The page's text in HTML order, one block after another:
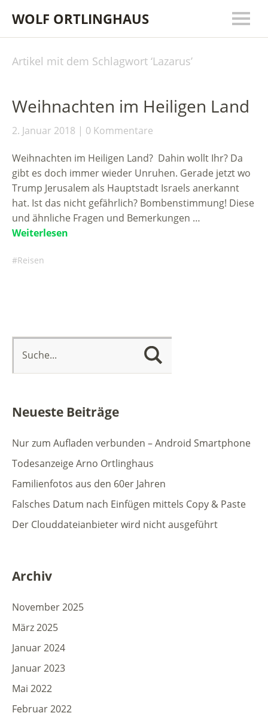
WOLF ORTLINGHAUS
Artikel mit dem Schlagwort ‘Lazarus’
Weihnachten im Heiligen Land
2. Januar 2018 0 Kommentare
Weihnachten im Heiligen Land? Dahin wollt Ihr? Da
gibt es doch immer wieder Unruhen. Gerade jetzt wo
Trump Jerusalem als Hauptstadt Israels anerkannt
hat. Ist das nicht gefährlich? Bombenstimmung! Diese
und ähnliche Fragen und Bemerkungen …
Weiterlesen
Reisen
Neueste Beiträge
Nur zum Aufladen verbunden – Android Smartphone
Todesanzeige Arno Ortlinghaus
Familienfotos aus den 60er Jahren
Falsches Datum nach Einfügen mittels Copy & Paste
Der Clouddateianbieter wird nicht ausgeführt
Archiv
November 2025
März 2025
Januar 2024
Januar 2023
Mai 2022
Februar 2022